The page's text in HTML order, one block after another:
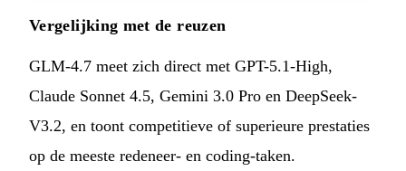
Vergelijking met de reuzen
GLM-4.7 meet zich direct met GPT-5.1-High,
Claude Sonnet 4.5, Gemini 3.0 Pro en DeepSeek-
V3.2, en toont competitieve of superieure prestaties
op de meeste redeneer- en coding-taken.